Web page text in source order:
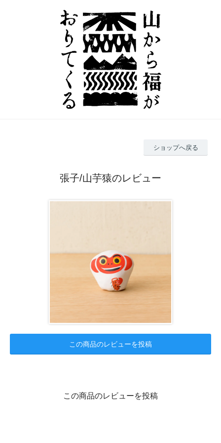
ショップへ戻る
張子/山芋猿のレビュー
この商品のレビューを投稿
この商品のレビューを投稿